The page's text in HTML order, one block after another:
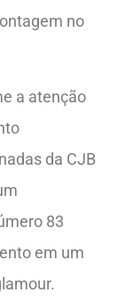
no
a atenção
da CJB
83
em um